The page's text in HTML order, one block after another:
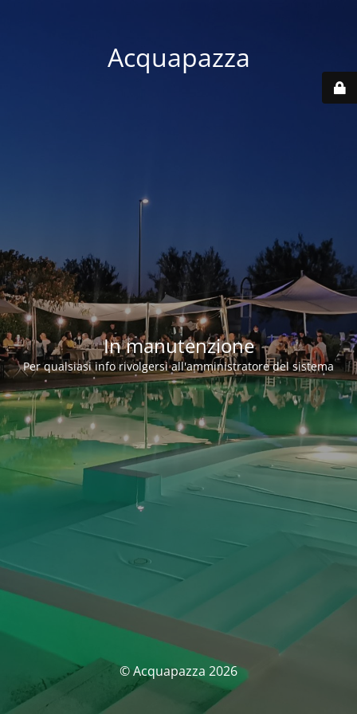
Acquapazza
In manutenzione
Per qualsiasi info rivolgersi all'amministratore del sistema
© Acquapazza 2026